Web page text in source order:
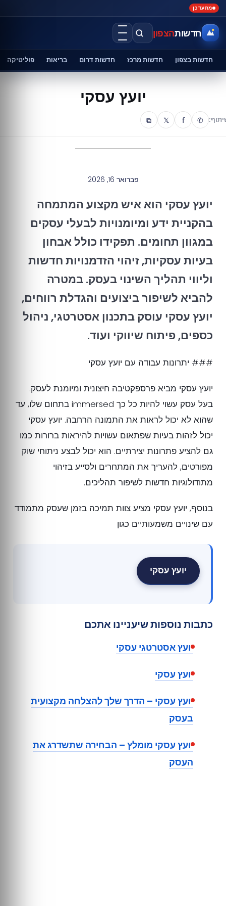
מתעדכן
חדשותהצפון
חדשות בצפון חדשות מרכז חדשות דרום בריאות פוליטיקה
יועץ עסקי
✆
f
𝕏
⧉
פברואר 16, 2026
יועץ עסקי הוא איש מקצוע המתמחה
בהקניית ידע ומיומנויות לבעלי עסקים
במגוון תחומים. תפקידו כולל אבחון
בעיות עסקיות, זיהוי הזדמנויות חדשות
וליווי תהליך השינוי בעסק. במטרה
להביא לשיפור ביצועים והגדלת רווחים,
יועץ עסקי עוסק בתכנון אסטרטגי, ניהול
כספים, פיתוח שיווקי ועוד.
### יתרונות עבודה עם יועץ עסקי
יועץ עסקי מביא פרספקטיבה חיצונית ומיומנת לעסק.
בעל עסק עשוי להיות כל כך immersed בתחום שלו, עד
שהוא לא יכול לראות את התמונה הרחבה. יועץ עסקי
יכול לזהות בעיות שפתאום עשויות להיראות ברורות כמו
גם להציע פתרונות יצירתיים. הוא יכול לבצע ניתוחי שוק
מפורטים, להעריך את המתחרים ולסייע בזיהוי
מתודולוגיות חדשות לשיפור תהליכים.
בנוסף, יועץ עסקי מציע צוות תמיכה בזמן שעסק מתמודד
עם שינויים משמעותיים כגון
יועץ עסקי
כתבות נוספות שיעניינו אתכם
יועץ אסטרטגי עסקי
יועץ עסקי
יועץ עסקי – הדרך שלך להצלחה מקצועית
בעסק
יועץ עסקי מומלץ – הבחירה שתשדרג את
העסק